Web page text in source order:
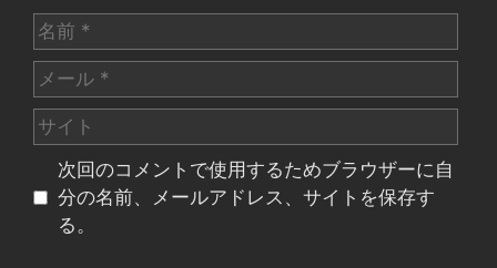
名
前
メ
ー
ル
サ
イ
次回のコメントで使用するためブラウザーに自
分の名前、メールアドレス、サイトを保存す
る。